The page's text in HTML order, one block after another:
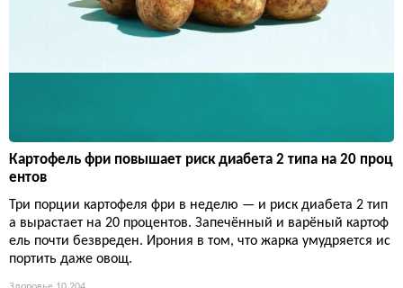
Картофель фри повышает риск диабета 2 типа на 20 проц
ентов
Три порции картофеля фри в неделю — и риск диабета 2 тип
а вырастает на 20 процентов. Запечённый и варёный картоф
ель почти безвреден. Ирония в том, что жарка умудряется ис
портить даже овощ.